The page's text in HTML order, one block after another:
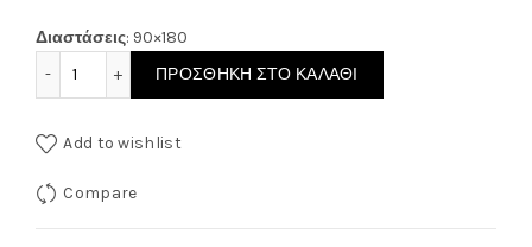
Διαστάσεις: 90×180
ΠΡΟΣΘΉΚΗ ΣΤΟ ΚΑΛΆΘΙ
Add to wishlist
Compare